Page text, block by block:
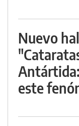
Nuevo
este